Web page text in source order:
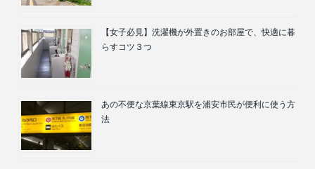
【女子必見】洗濯機が外置きのお部屋で、快適に暮
らすコツ３つ
あの不便な京葉線東京駅を浦安市民が便利に使う方
法